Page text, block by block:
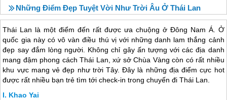
Những Điểm Đẹp Tuyệt Vời Như Trời Âu Ở Thái Lan
Thái Lan là một điểm đến rất được ưa chuộng ở Đông Nam Á. Ở
quốc gia này có vô vàn điều thú vị với những danh lam thắng cảnh
đẹp say đắm lòng người. Không chỉ gây ấn tượng với các địa danh
mang đậm phong cách Thái Lan, xứ sở Chùa Vàng còn có rất nhiều
khu vực mang vẻ đẹp như trời Tây. Đây là những địa điểm cực hot
được rất nhiều bạn trẻ tìm tới check-in trong chuyến đi Thái Lan.
Khao Yai